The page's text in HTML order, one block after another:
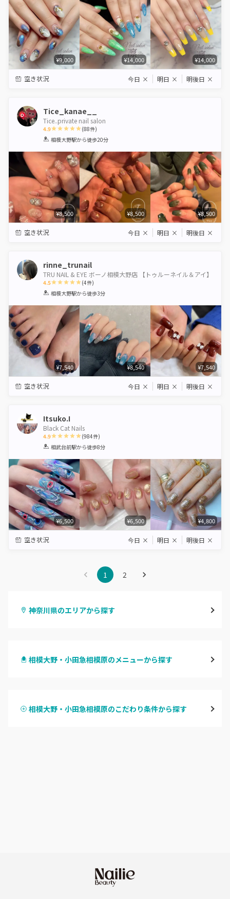
¥9,000 ¥14,000 ¥14,000
空き状況 今日 × 明日 × 明後日 ×
Tice_kanae__
Tice..private nail salon
4.9
1 2 3 4 5
(88件)
相模大野駅から徒歩20分
¥8,500 ¥8,500 ¥8,500
空き状況 今日 × 明日 × 明後日 ×
rinne_trunail
TRU NAIL & EYE ボーノ相模大野店 【トゥルーネイル＆アイ】
4.5
1 2 3 4 5
(4件)
相模大野駅から徒歩3分
¥7,540 ¥8,540 ¥7,540
空き状況 今日 × 明日 × 明後日 ×
Itsuko.I
Black Cat Nails
4.9
1 2 3 4 5
(984件)
相武台前駅から徒歩8分
¥6,500 ¥6,500 ¥4,800
空き状況 今日 × 明日 × 明後日 ×
1 2
神奈川県のエリアから探す
川崎
相模大野・小田急相模原のメニューから探す
ハンドスカルプ
相模大野・小田急相模原のこだわり条件から探す